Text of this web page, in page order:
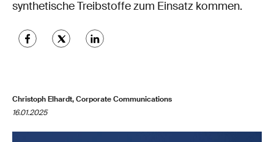
synthetische Treibstoffe zum Einsatz kommen.
Christoph Elhardt, Corporate Communications
16.01.2025